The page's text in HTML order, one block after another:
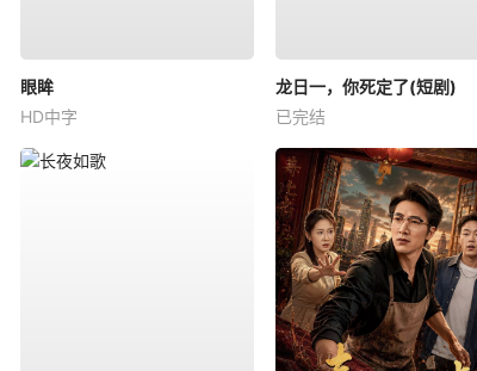
眼眸
HD中字
龙日一，你死定了(短剧)
已完结